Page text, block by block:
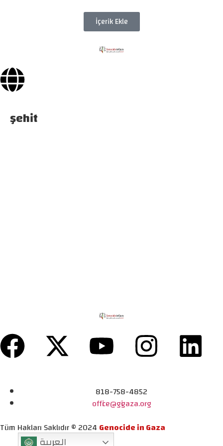
İçerik Ekle
şehit
818-758-4852
office@gigaza.org
Tüm Hakları Saklıdır © 2024 Genocide in Gaza
العربية